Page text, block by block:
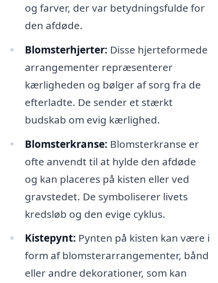
og farver, der var betydningsfulde for
den afdøde.
Blomsterhjerter: Disse hjerteformede
arrangementer repræsenterer
kærligheden og bølger af sorg fra de
efterladte. De sender et stærkt
budskab om evig kærlighed.
Blomsterkranse: Blomsterkranse er
ofte anvendt til at hylde den afdøde
og kan placeres på kisten eller ved
gravstedet. De symboliserer livets
kredsløb og den evige cyklus.
Kistepynt: Pynten på kisten kan være i
form af blomsterarrangementer, bånd
eller andre dekorationer, som kan